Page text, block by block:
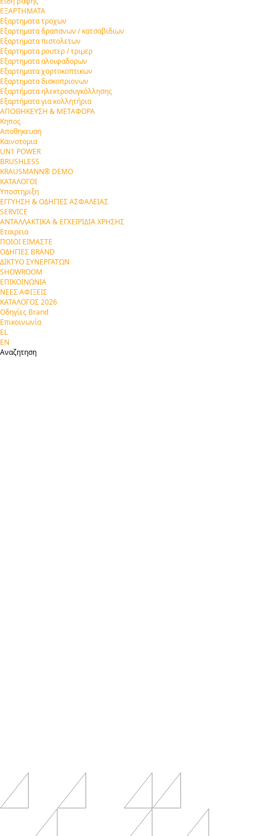
ΕΞΑΡΤΗΜΑΤΑ
Εξαρτηματα τροχων
Εξαρτηματα δραπανων / κατσαβιδιων
Εξαρτηματα πιστολετων
Εξαρτηματα ρουτερ / τριμερ
Εξαρτηματα αλοιφαδορων
Εξαρτηματα χορτοκοπτικων
Εξαρτηματα δισκοπριονων
Εξαρτήματα ηλεκτροσυγκόλλησης
Εξαρτήματα για κολλητήρια
ΑΠΟΘΗΚΕΥΣΗ & ΜΕΤΑΦΟΡΑ
Κηπος
Αποθηκευση
Καινοτομια
UN1 POWER
BRUSHLESS
KRAUSMANN® DEMO
ΚΑΤΑΛΟΓΟΙ
Υποστηριξη
ΕΓΓΥΗΣΗ & ΟΔΗΓΙΕΣ ΑΣΦΑΛΕΙΑΣ
SERVICE
ΑΝΤΑΛΛΑΚΤΙΚΑ & ΕΓΧΕΙΡΙΔΙΑ ΧΡΗΣΗΣ
Εταιρεια
ΠΟΙΟΙ ΕΙΜΑΣΤΕ
ΟΔΗΓΙΕΣ BRAND
ΔΙΚΤΥΟ ΣΥΝΕΡΓΑΤΩΝ
SHOWROOM
ΕΠΙΚΟΙΝΩΝΙΑ
ΝΕΕΣ ΑΦΙΞΕΙΣ
ΚΑΤΑΛΟΓΟΣ 2026
Οδηγίες Brand
Επικοινωνία
EL
EN
Αναζητηση